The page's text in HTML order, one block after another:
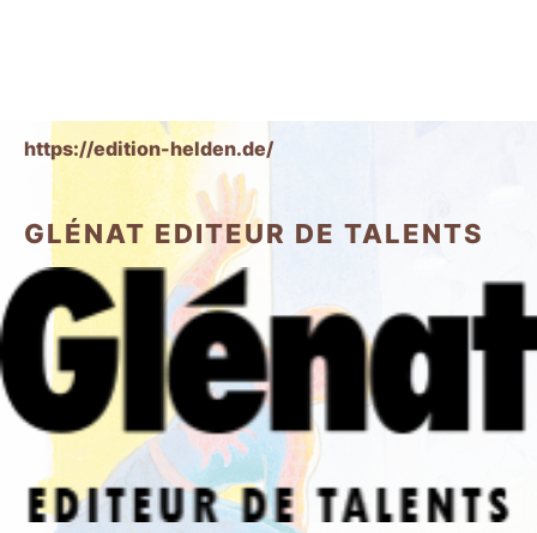
https://edition-helden.de/
GLÉNAT EDITEUR DE TALENTS